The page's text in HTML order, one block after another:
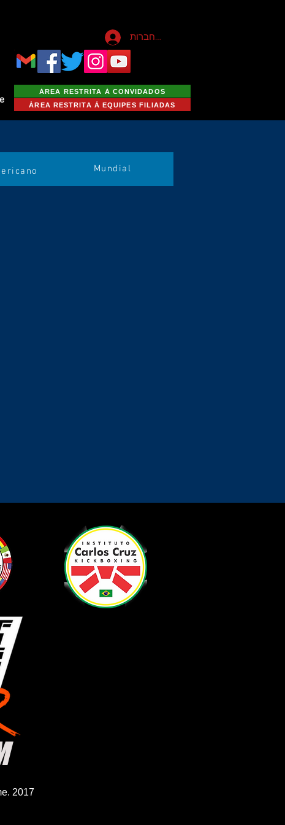
להתחברות
ÁREA RESTRITA À CONVIDADOS
ÁREA RESTRITA À EQUIPES FILIADAS
Mundial
2017